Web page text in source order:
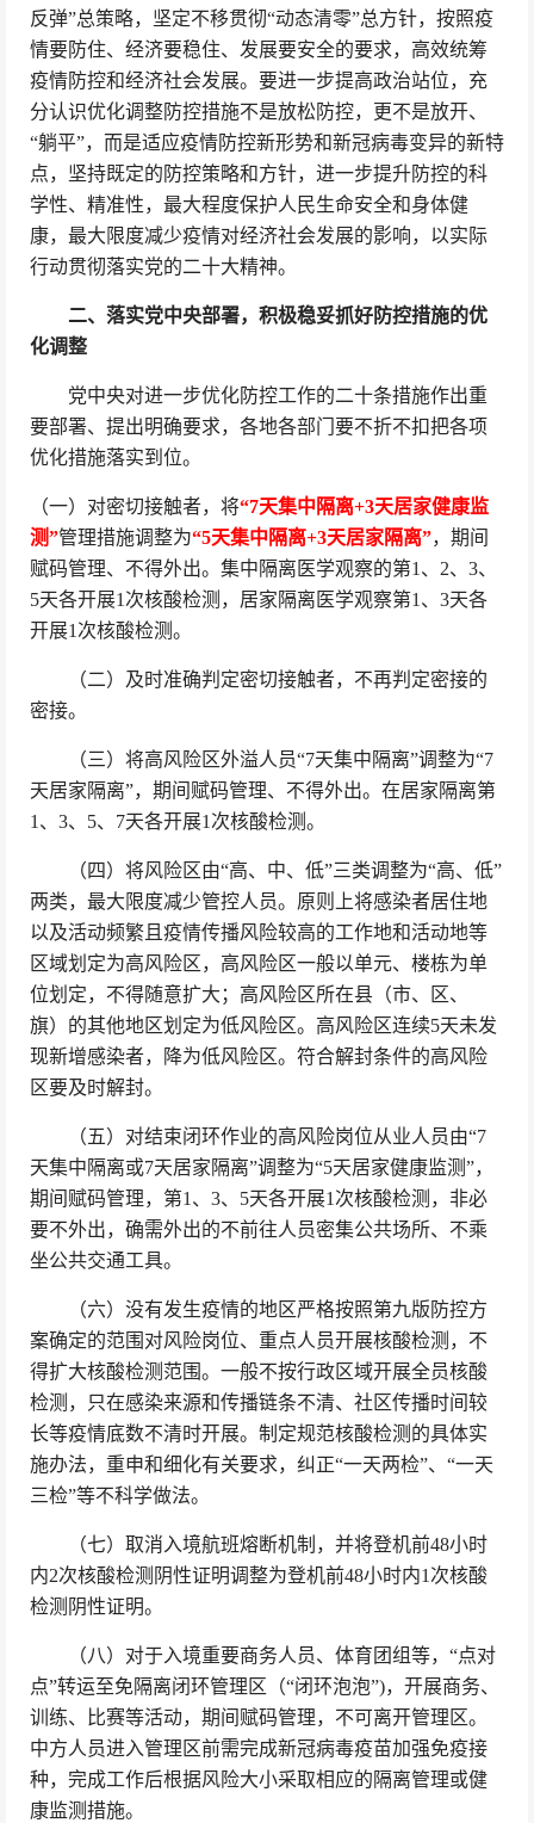
反弹”总策略，坚定不移贯彻“动态清零”总方针，按照疫
情要防住、经济要稳住、发展要安全的要求，高效统筹
疫情防控和经济社会发展。要进一步提高政治站位，充
分认识优化调整防控措施不是放松防控，更不是放开、
“躺平”，而是适应疫情防控新形势和新冠病毒变异的新特
点，坚持既定的防控策略和方针，进一步提升防控的科
学性、精准性，最大程度保护人民生命安全和身体健
康，最大限度减少疫情对经济社会发展的影响，以实际
行动贯彻落实党的二十大精神。
二、落实党中央部署，积极稳妥抓好防控措施的优
化调整
党中央对进一步优化防控工作的二十条措施作出重
要部署、提出明确要求，各地各部门要不折不扣把各项
优化措施落实到位。
（一）对密切接触者，将“7天集中隔离+3天居家健康监
测”管理措施调整为“5天集中隔离+3天居家隔离”，期间
赋码管理、不得外出。集中隔离医学观察的第1、2、3、
5天各开展1次核酸检测，居家隔离医学观察第1、3天各
开展1次核酸检测。
（二）及时准确判定密切接触者，不再判定密接的
密接。
（三）将高风险区外溢人员“7天集中隔离”调整为“7
天居家隔离”，期间赋码管理、不得外出。在居家隔离第
1、3、5、7天各开展1次核酸检测。
（四）将风险区由“高、中、低”三类调整为“高、低”
两类，最大限度减少管控人员。原则上将感染者居住地
以及活动频繁且疫情传播风险较高的工作地和活动地等
区域划定为高风险区，高风险区一般以单元、楼栋为单
位划定，不得随意扩大；高风险区所在县（市、区、
旗）的其他地区划定为低风险区。高风险区连续5天未发
现新增感染者，降为低风险区。符合解封条件的高风险
区要及时解封。
（五）对结束闭环作业的高风险岗位从业人员由“7
天集中隔离或7天居家隔离”调整为“5天居家健康监测”，
期间赋码管理，第1、3、5天各开展1次核酸检测，非必
要不外出，确需外出的不前往人员密集公共场所、不乘
坐公共交通工具。
（六）没有发生疫情的地区严格按照第九版防控方
案确定的范围对风险岗位、重点人员开展核酸检测，不
得扩大核酸检测范围。一般不按行政区域开展全员核酸
检测，只在感染来源和传播链条不清、社区传播时间较
长等疫情底数不清时开展。制定规范核酸检测的具体实
施办法，重申和细化有关要求，纠正“一天两检”、“一天
三检”等不科学做法。
（七）取消入境航班熔断机制，并将登机前48小时
内2次核酸检测阴性证明调整为登机前48小时内1次核酸
检测阴性证明。
（八）对于入境重要商务人员、体育团组等，“点对
点”转运至免隔离闭环管理区（“闭环泡泡”)，开展商务、
训练、比赛等活动，期间赋码管理，不可离开管理区。
中方人员进入管理区前需完成新冠病毒疫苗加强免疫接
种，完成工作后根据风险大小采取相应的隔离管理或健
康监测措施。